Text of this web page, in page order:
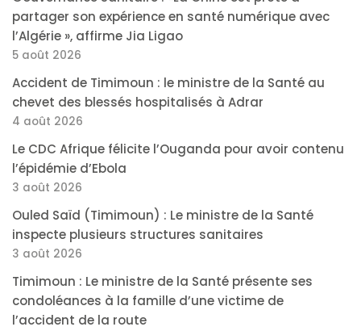
partager son expérience en santé numérique avec
l’Algérie », affirme Jia Ligao
5 août 2026
Accident de Timimoun : le ministre de la Santé au
chevet des blessés hospitalisés à Adrar
4 août 2026
Le CDC Afrique félicite l’Ouganda pour avoir contenu
l’épidémie d’Ebola
3 août 2026
Ouled Saïd (Timimoun) : Le ministre de la Santé
inspecte plusieurs structures sanitaires
3 août 2026
Timimoun : Le ministre de la Santé présente ses
condoléances à la famille d’une victime de
l’accident de la route